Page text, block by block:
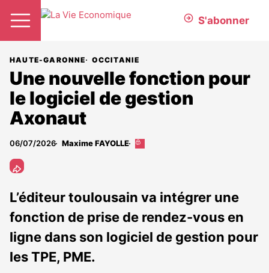
S'abonner
HAUTE-GARONNE OCCITANIE
Une nouvelle fonction pour
le logiciel de gestion
Axonaut
06/07/2026 Maxime FAYOLLE
Cet
abonnés
L’éditeur toulousain va intégrer une
fonction de prise de rendez-vous en
ligne dans son logiciel de gestion pour
les TPE, PME.